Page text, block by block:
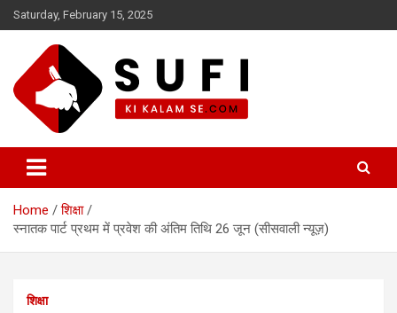
Skip
to
Saturday, February 15, 2025
सूफी की कलम से
Home
शिक्षा
स्नातक पार्ट प्रथम में प्रवेश की अंतिम तिथि 26 जून (सीसवाली न्यूज़)
शिक्षा